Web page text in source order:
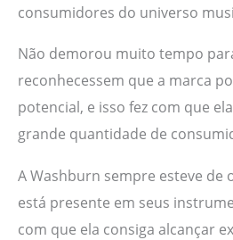
consumidores do universo
Não demorou muito tempo
reconhecessem que a marca
potencial, e isso fez com que
grande quantidade de
A Washburn sempre esteve de
está presente em seus
com que ela consiga alcançar